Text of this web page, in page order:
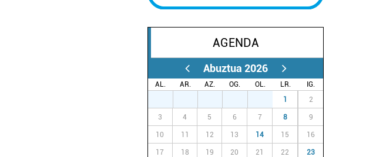
AGENDA
Abuztua 2026
AL. AR. AZ. OG. OL. LR.
IG.
1 2
3 4 5 6 7 8 9
10 11 12 13 14 15 16
17 18 19 20 21 22 23